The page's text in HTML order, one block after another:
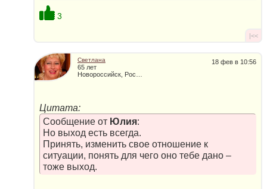
3
|<<
18 фев в 10:56
Светлана
65 лет
Цитата:
Сообщение от Юлия:
Но выход есть всегда.
Принять, изменить свое отношение к
ситуации, понять для чего оно тебе дано –
тоже выход.